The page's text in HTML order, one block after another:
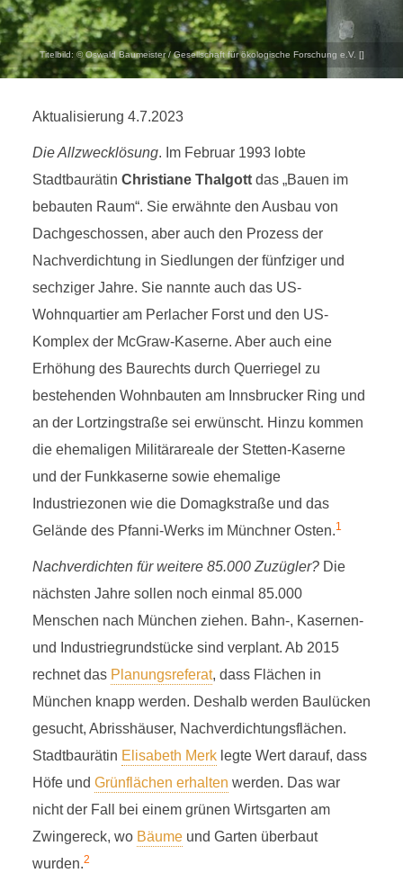
Titelbild: © Oswald Baumeister / Gesellschaft für ökologische Forschung e.V. []
Aktualisierung 4.7.2023
Die Allzwecklösung. Im Februar 1993 lobte
Stadtbaurätin Christiane Thalgottdas „Bauen im
bebauten Raum“. Sie erwähnte den Ausbau von
Dachgeschossen, aber auch den Prozess der
Nachverdichtung in Siedlungen der fünfziger und
sechziger Jahre. Sie nannte auch das US-
Wohnquartier am Perlacher Forst und den US-
Komplex der McGraw-Kaserne. Aber auch eine
Erhöhung des Baurechts durch Querriegel zu
bestehenden Wohnbauten am Innsbrucker Ring und
an der Lortzingstraße sei erwünscht. Hinzu kommen
die ehemaligen Militärareale der Stetten-Kaserne
und der Funkkaserne sowie ehemalige
Industriezonen wie die Domagkstraße und das
Gelände des Pfanni-Werks im Münchner Osten.1
Nachverdichten für weitere 85.000 Zuzügler? Die
nächsten Jahre sollen noch einmal 85.000
Menschen nach München ziehen. Bahn-, Kasernen-
und Industriegrundstücke sind verplant. Ab 2015
rechnet das Planungsreferat, dass Flächen in
München knapp werden. Deshalb werden Baulücken
gesucht, Abrisshäuser, Nachverdichtungsflächen.
Stadtbaurätin Elisabeth Merklegte Wert darauf, dass
Höfe und Grünflächen erhalten werden. Das war
nicht der Fall bei einem grünen Wirtsgarten am
Zwingereck, wo Bäumeund Garten überbaut
wurden.2